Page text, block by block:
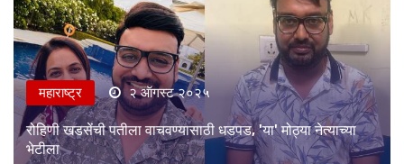
महाराष्ट्र २ ऑगस्ट २०२५
रोहिणी खडसेंची पतीला वाचवण्यासाठी धडपड, 'या' मोठ्या नेत्याच्या
भेटीला